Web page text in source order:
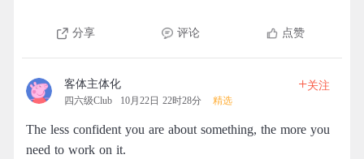
分享 评论 点赞
客体主体化
四六级Club 10月22日 22时28分 精选
+关注
The less confident you are about something, the more you
need to work on it.